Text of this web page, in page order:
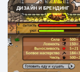
ДИЗАЙН И БРЕНДИНГ